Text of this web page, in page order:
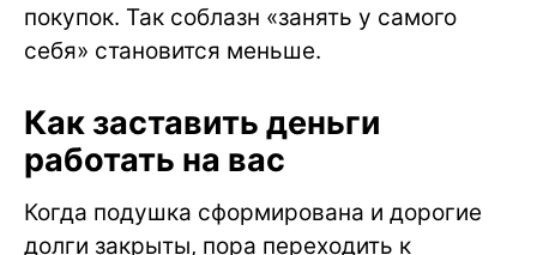
покупок. Так соблазн «занять у самого
себя» становится меньше.
Как заставить деньги
работать на вас
Когда подушка сформирована и дорогие
долги закрыты, пора переходить к